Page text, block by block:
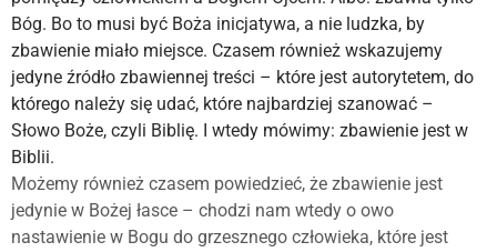
Bóg. Bo to musi być Boża inicjatywa, a nie ludzka, by
zbawienie miało miejsce. Czasem również wskazujemy
jedyne źródło zbawiennej treści – które jest autorytetem, do
którego należy się udać, które najbardziej szanować –
Słowo Boże, czyli Biblię. I wtedy mówimy: zbawienie jest w
Biblii.
​Możemy również czasem powiedzieć, że zbawienie jest
jedynie w Bożej łasce – chodzi nam wtedy o owo
nastawienie w Bogu do grzesznego człowieka, które jest